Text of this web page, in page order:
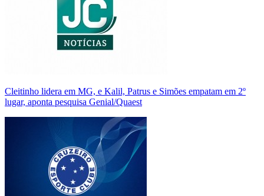
Cleitinho lidera em MG, e Kalil, Patrus e Simões empatam em 2º
lugar, aponta pesquisa Genial/Quaest